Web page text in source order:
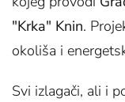
"Krka" Knin.
okoliša i
Svi izlagači, ali i